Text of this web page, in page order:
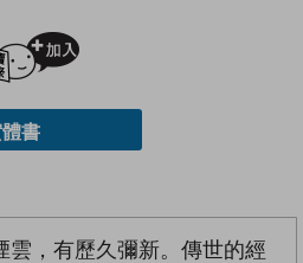
書
雲，有歷久彌新。傳世的經